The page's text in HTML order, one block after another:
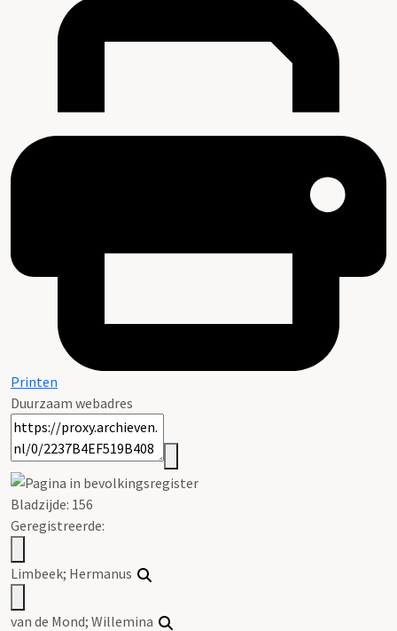
Printen
Duurzaam webadres
Bladzijde: 156
Geregistreerde:
Limbeek; Hermanus
van de Mond; Willemina